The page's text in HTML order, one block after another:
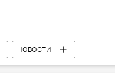
НОВОСТИ